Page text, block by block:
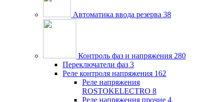
Автоматика ввода резерва 38
Контроль фаз и напряжения 280
Переключатели фаз 3
Реле контроля напряжения 162
Реле напряжения
ROSTOKELECTRO 8
Реле напряжения прочие 4